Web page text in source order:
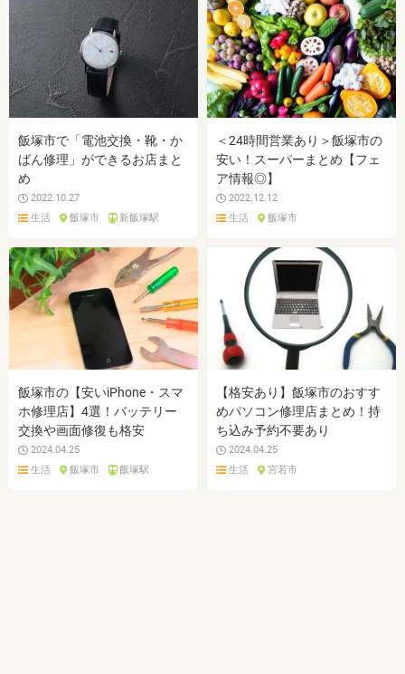
飯塚市で「電池交換・靴・か
ばん修理」ができるお店まと
め
2022.10.27
生活
飯塚市 新飯塚駅
＜24時間営業あり＞飯塚市の
安い！スーパーまとめ【フェ
ア情報◎】
2022.12.12
生活
飯塚市
飯塚市の【安いiPhone・スマ
ホ修理店】4選！バッテリー
交換や画面修復も格安
2024.04.25
生活
飯塚市 飯塚駅
【格安あり】飯塚市のおすす
めパソコン修理店まとめ！持
ち込み予約不要あり
2024.04.25
生活
宮若市